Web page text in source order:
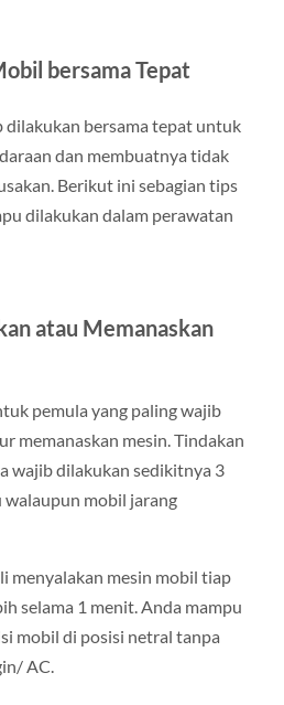
bersama Tepat
dilakukan bersama tepat untuk
dan membuatnya tidak
Berikut ini sebagian tips
dilakukan dalam perawatan
atau Memanaskan
pemula yang paling wajib
memanaskan mesin. Tindakan
wajib dilakukan sedikitnya 3
walaupun mobil jarang
menyalakan mesin mobil tiap
selama 1 menit. Anda mampu
mobil di posisi netral tanpa
AC.